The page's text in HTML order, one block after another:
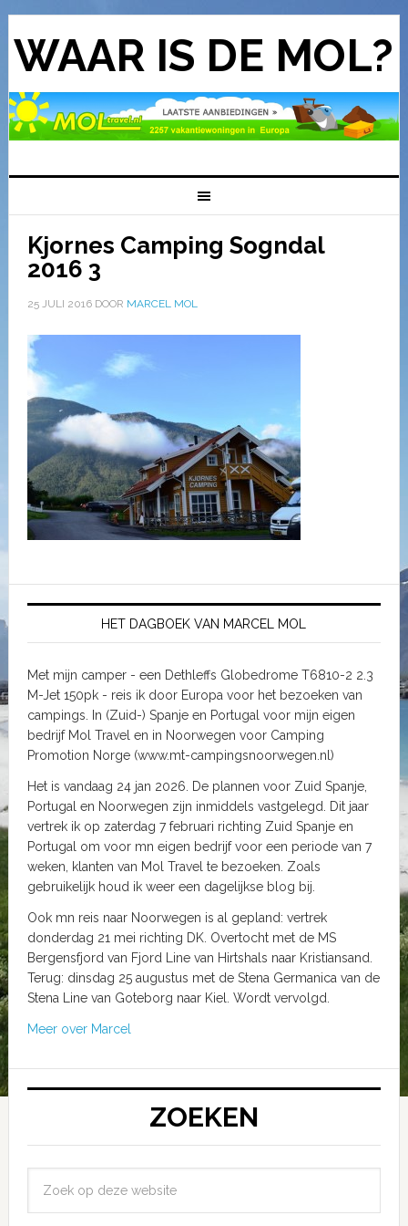
WAAR IS DE MOL?
Kjornes Camping Sogndal
2016 3
25 JULI 2016DOOR MARCEL MOL
HET DAGBOEK VAN MARCEL MOL
Met mijn camper - een Dethleffs Globedrome T6810-2 2.3
M-Jet 150pk - reis ik door Europa voor het bezoeken van
campings. In (Zuid-) Spanje en Portugal voor mijn eigen
bedrijf Mol Travel en in Noorwegen voor Camping
Promotion Norge (www.mt-campingsnoorwegen.nl)
Het is vandaag 24 jan 2026. De plannen voor Zuid Spanje,
Portugal en Noorwegen zijn inmiddels vastgelegd. Dit jaar
vertrek ik op zaterdag 7 februari richting Zuid Spanje en
Portugal om voor mn eigen bedrijf voor een periode van 7
weken, klanten van Mol Travel te bezoeken. Zoals
gebruikelijk houd ik weer een dagelijkse blog bij.
Ook mn reis naar Noorwegen is al gepland: vertrek
donderdag 21 mei richting DK. Overtocht met de MS
Bergensfjord van Fjord Line van Hirtshals naar Kristiansand.
Terug: dinsdag 25 augustus met de Stena Germanica van de
Stena Line van Goteborg naar Kiel. Wordt vervolgd.
Meer over Marcel
ZOEKEN